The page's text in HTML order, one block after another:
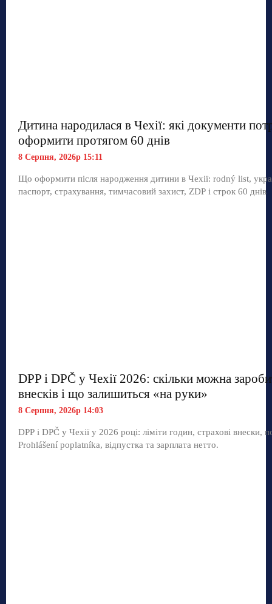
Дитина народилася в Чехії: які документи
оформити протягом 60 днів
8 Серпня, 2026р 15:11
Що оформити після народження дитини в Чехії: rodný list,
паспорт, страхування, тимчасовий захист, ZDP і строк 60 днів
DPP і DPČ у Чехії 2026: скільки можна
внесків і що залишиться «на руки»
8 Серпня, 2026р 14:03
DPP і DPČ у Чехії у 2026 році: ліміти годин, страхові внески,
Prohlášení poplatníka, відпустка та зарплата нетто.